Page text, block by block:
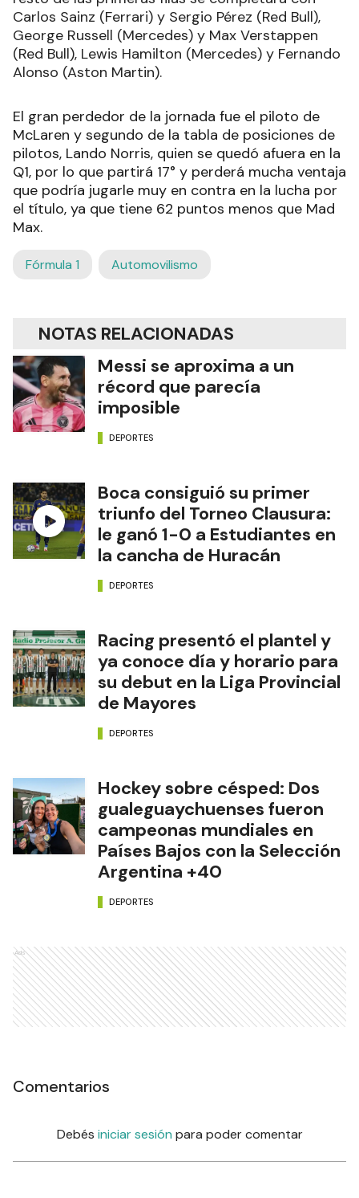
Carlos Sainz (Ferrari) y Sergio Pérez (Red Bull),
George Russell (Mercedes) y Max Verstappen
(Red Bull), Lewis Hamilton (Mercedes) y Fernando
Alonso (Aston Martin).
El gran perdedor de la jornada fue el piloto de
McLaren y segundo de la tabla de posiciones de
pilotos, Lando Norris, quien se quedó afuera en la
Q1, por lo que partirá 17° y perderá mucha ventaja
que podría jugarle muy en contra en la lucha por
el título, ya que tiene 62 puntos menos que Mad
Max.
Fórmula 1 Automovilismo
NOTAS RELACIONADAS
Messi se aproxima a un
récord que parecía
imposible
DEPORTES
Boca consiguió su primer
triunfo del Torneo Clausura:
le ganó 1-0 a Estudiantes en
la cancha de Huracán
DEPORTES
Racing presentó el plantel y
ya conoce día y horario para
su debut en la Liga Provincial
de Mayores
DEPORTES
Hockey sobre césped: Dos
gualeguaychuenses fueron
campeonas mundiales en
Países Bajos con la Selección
Argentina +40
DEPORTES
Ads
Comentarios
Debés iniciar sesión para poder comentar